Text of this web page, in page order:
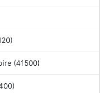
(41500)